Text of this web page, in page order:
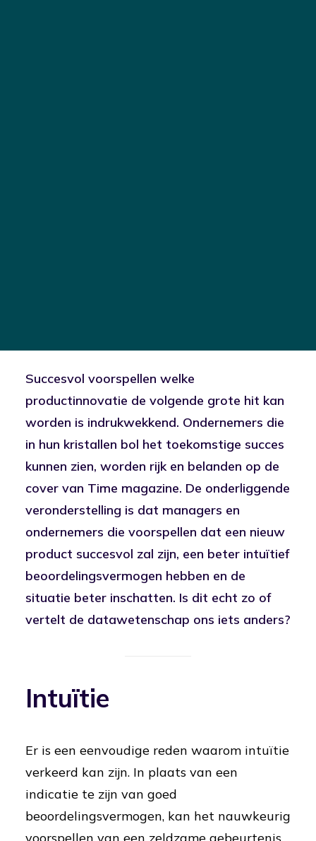
Succesvol voorspellen welke
productinnovatie de volgende grote hit kan
worden is indrukwekkend. Ondernemers die
in hun kristallen bol het toekomstige succes
kunnen zien, worden rijk en belanden op de
cover van Time magazine. De onderliggende
veronderstelling is dat managers en
ondernemers die voorspellen dat een nieuw
product succesvol zal zijn, een beter intuïtief
beoordelingsvermogen hebben en de
situatie beter inschatten. Is dit echt zo of
vertelt de datawetenschap ons iets anders?
Intuïtie
Er is een eenvoudige reden waarom intuïtie
verkeerd kan zijn. In plaats van een
indicatie te zijn van goed
beoordelingsvermogen, kan het nauwkeurig